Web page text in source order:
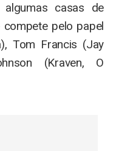
casas de
pelo papel
Tom Francis (Jay
(Kraven, O